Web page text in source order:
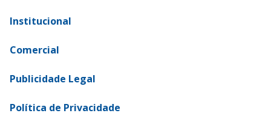
Institucional
Comercial
Publicidade Legal
Política de Privacidade